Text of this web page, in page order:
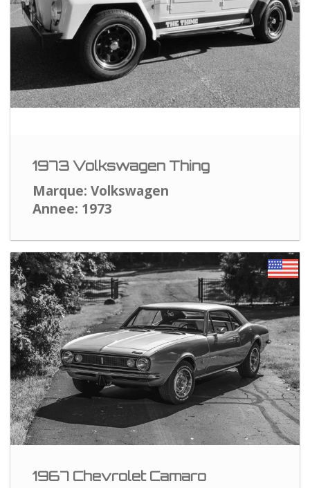
1973 Volkswagen Thing
Marque: Volkswagen
Annee: 1973
1967 Chevrolet Camaro